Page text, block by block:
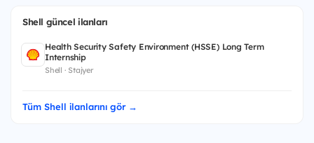
Shell güncel ilanları
Health Security Safety Environment (HSSE) Long Term
Internship
Shell · Stajyer
Tüm Shell ilanlarını gör →